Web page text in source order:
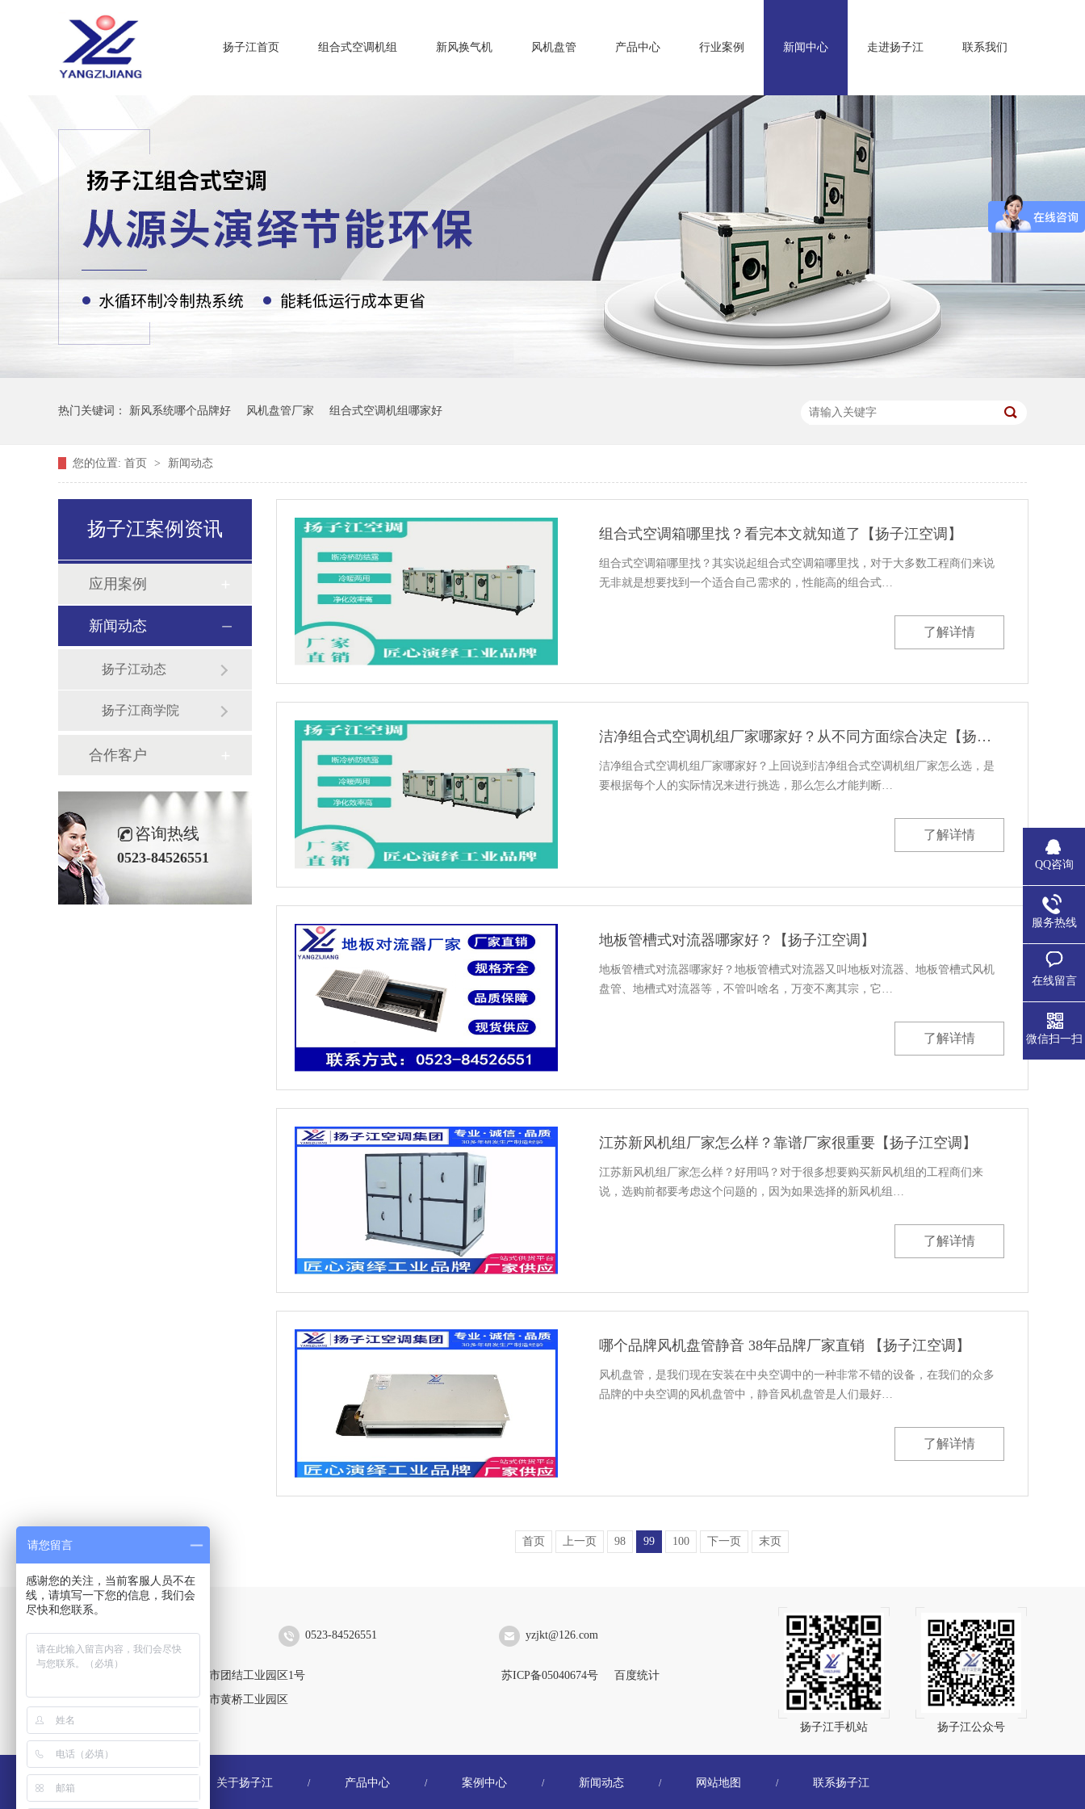
扬子江首页 组合式空调机组 新风换气机 风机盘管 产品中心 行业案例 新闻中心 走进扬子江 联系我们
热门关键词： 新风系统哪个品牌好 风机盘管厂家 组合式空调机组哪家好
您的位置: 首页 > 新闻动态
扬子江案例资讯
应用案例
新闻动态
扬子江动态
扬子江商学院
合作客户
咨询热线
0523-84526551
组合式空调箱哪里找？看完本文就知道了【扬子江空调】
组合式空调箱哪里找？其实说起组合式空调箱哪里找，对于大多数工程商们来说
无非就是想要找到一个适合自己需求的，性能高的组合式…
了解详情
洁净组合式空调机组厂家哪家好？从不同方面综合决定【扬子江空调】
洁净组合式空调机组厂家哪家好？上回说到洁净组合式空调机组厂家怎么选，是
要根据每个人的实际情况来进行挑选，那么怎么才能判断…
了解详情
地板管槽式对流器哪家好？【扬子江空调】
地板管槽式对流器哪家好？地板管槽式对流器又叫地板对流器、地板管槽式风机
盘管、地槽式对流器等，不管叫啥名，万变不离其宗，它…
了解详情
江苏新风机组厂家怎么样？靠谱厂家很重要【扬子江空调】
江苏新风机组厂家怎么样？好用吗？对于很多想要购买新风机组的工程商们来
说，选购前都要考虑这个问题的，因为如果选择的新风机组…
了解详情
哪个品牌风机盘管静音 38年品牌厂家直销 【扬子江空调】
风机盘管，是我们现在安装在中央空调中的一种非常不错的设备，在我们的众多
品牌的中央空调的风机盘管中，静音风机盘管是人们最好…
了解详情
首页 上一页 98 99 100 下一页 末页
扬子江空调集团有限公司 0523-84526551 yzjkt@126.com
靖江生产区：江苏省靖江市团结工业园区1号
黄桥生产区：江苏省泰兴市黄桥工业园区
苏ICP备05040674号 百度统计
扬子江手机站 扬子江公众号
关于扬子江 / 产品中心 / 案例中心 / 新闻动态 / 网站地图 / 联系扬子江
QQ咨询
服务热线
在线留言
微信扫一扫
请您留言
感谢您的关注，当前客服人员不在
线，请填写一下您的信息，我们会
尽快和您联系。